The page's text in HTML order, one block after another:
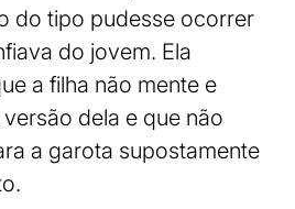
do tipo pudesse ocorrer
do jovem. Ela
a filha não mente e
dela e que não
a garota supostamente